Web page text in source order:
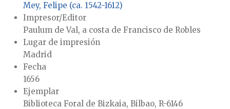
Mey, Felipe (ca. 1542-1612)
Impresor/Editor
Paulum de Val, a costa de Francisco de Robles
Lugar de impresión
Madrid
Fecha
1656
Ejemplar
Biblioteca Foral de Bizkaia, Bilbao, R-6146